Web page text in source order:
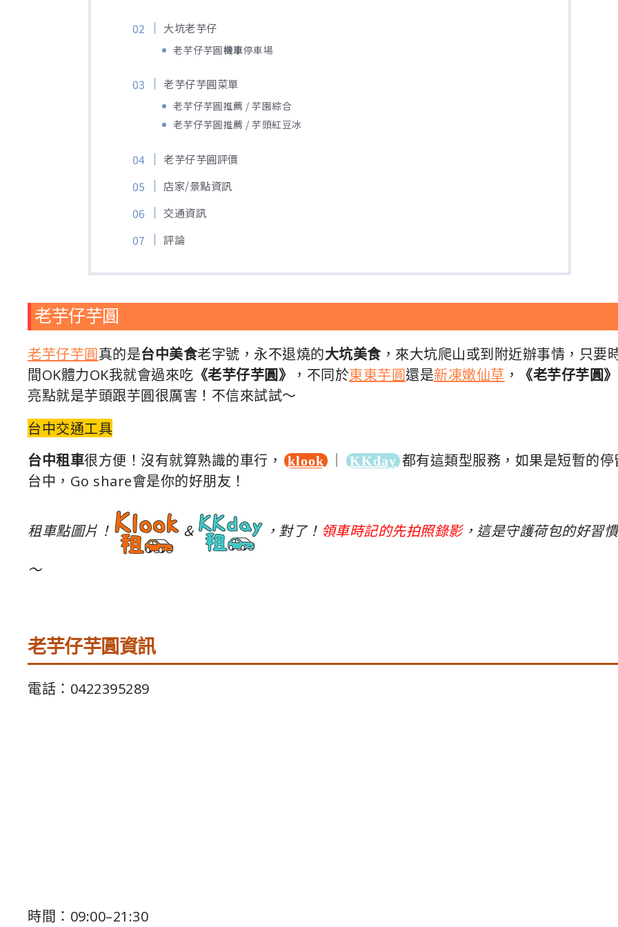
大坑老芋仔
老芋仔芋圓機車停車場
老芋仔芋圓菜單
老芋仔芋圓推薦 / 芋園綜合
老芋仔芋圓推薦 / 芋頭紅豆冰
老芋仔芋圓評價
店家/景點資訊
交通資訊
評論
老芋仔芋圓
老芋仔芋圓真的是台中美食老字號，永不退燒的大坑美食，來大坑爬山或到附近辦事情，只要
間OK體力OK我就會過來吃 《老芋仔芋圓》 ，不同於東東芋圓還是新凍嫩仙草 ，
《老芋仔芋圓》
亮點就是芋頭跟芋圓很厲害！不信來試試～
台中交通工具
台中租車很方便！沒有就算熟識的車行， klook KKday 都有這類型服務，如果是短暫的停
台中，Go share會是你的好朋友！
租車點圖片！ ＆ ，對了！ 領車時記的先拍照錄影，這是守護荷包的好習慣
～
老芋仔芋圓資訊
電話：0422395289
時間：09:00–21:30